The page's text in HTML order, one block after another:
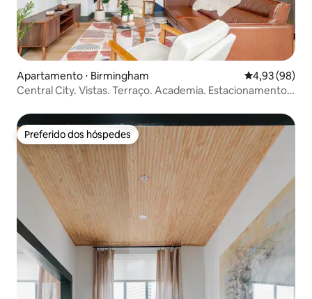
Apartamento ⋅ Birmingham 4,93 de uma
4,93 (98)
Central City. Vistas. Terraço. Academia. Estacionamento.
Preferido dos hóspedes
Preferido dos hóspedes